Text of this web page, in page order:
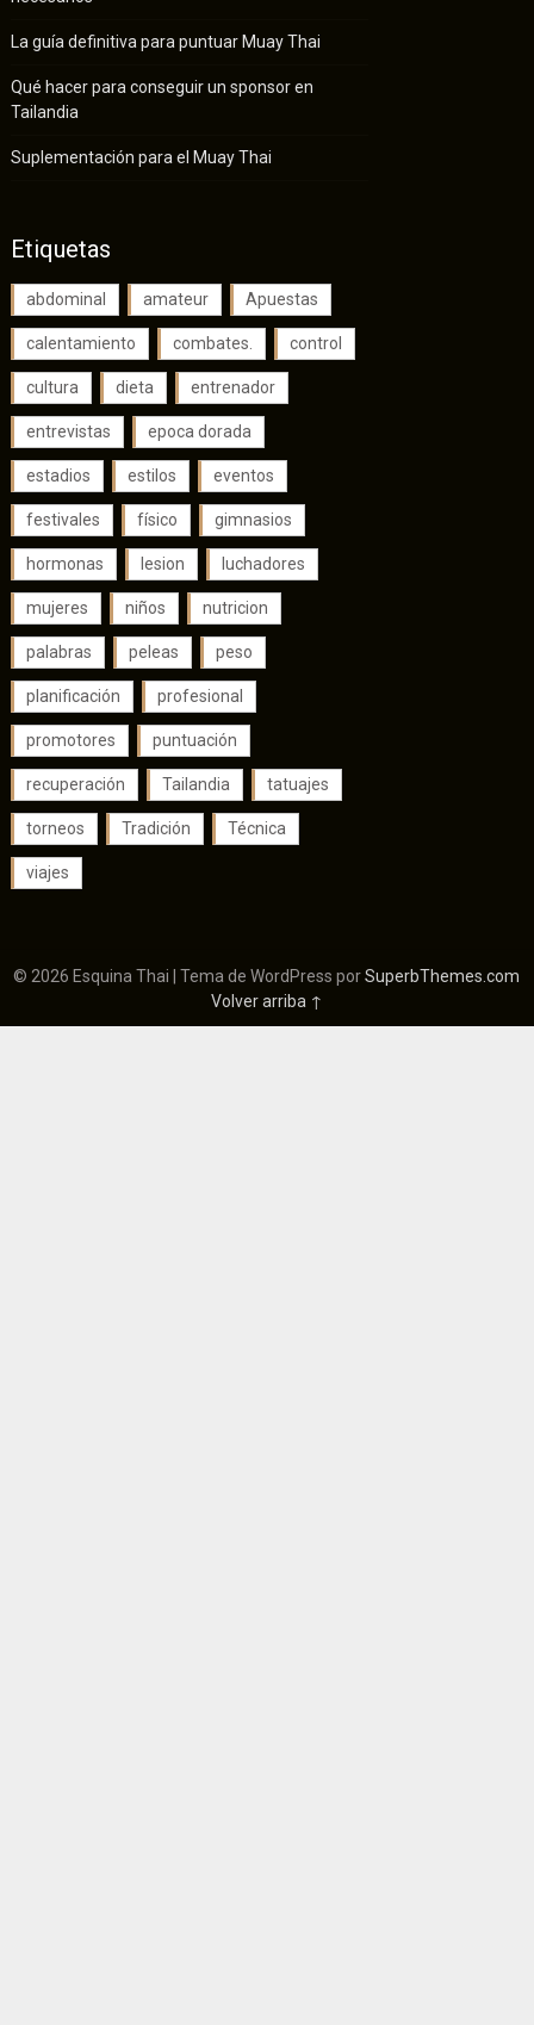
La guía definitiva para puntuar Muay Thai
Qué hacer para conseguir un sponsor en
Tailandia
Suplementación para el Muay Thai
Etiquetas
abdominal amateur Apuestas
calentamiento combates. control
cultura dieta entrenador
entrevistas epoca dorada
estadios estilos eventos
festivales físico gimnasios
hormonas lesion luchadores
mujeres niños nutricion
palabras peleas peso
planificación profesional
promotores puntuación
recuperación Tailandia tatuajes
torneos Tradición Técnica
viajes
© 2026 Esquina Thai | Tema de WordPress porSuperbThemes.com
Volver arriba ↑